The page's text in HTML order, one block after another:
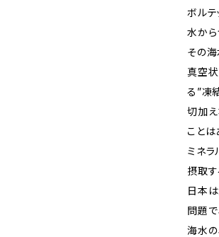
ボル
水から
その
真空
る”凍
切加え
ことは
ミネ
摂取す
日本
問題で
海水